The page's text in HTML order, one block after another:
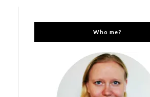
Who me?